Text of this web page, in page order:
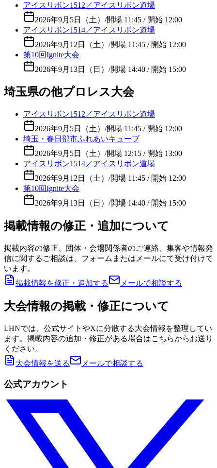
アイスリボン1512／アイスリボン道場
2026年9月5日（土） /開場 11:45 / 開始 12:00
アイスリボン1514／アイスリボン道場
2026年9月12日（土） /開場 11:45 / 開始 12:00
第10回Ignite大会
2026年9月13日（日） /開場 14:40 / 開始 15:00
埼玉県の他プロレス大会
アイスリボン1512／アイスリボン道場
2026年9月5日（土） /開場 11:45 / 開始 12:00
埼玉・春日部市ふれあいキューブ
2026年9月5日（土） /開場 12:15 / 開始 13:00
アイスリボン1514／アイスリボン道場
2026年9月12日（土） /開場 11:45 / 開始 12:00
第10回Ignite大会
2026年9月13日（日） /開場 14:40 / 開始 15:00
掲載情報の修正・追加について
掲載内容の修正、団体・会場関係者のご連絡、集客や情報発
信に関するご相談は、フォームまたはメールにて受け付けて
います。
掲載情報を修正・追加する
メールで相談する
大会情報の掲載・修正について
LHNでは、公式サイトやXに分散する大会情報を整理してい
ます。掲載内容の追加・修正がある場合はこちらからお送り
ください。
大会情報を送る
メールで相談する
公式アカウント